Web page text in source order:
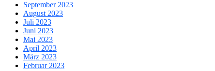
September 2023
August 2023
Juli 2023
Juni 2023
Mai 2023
April 2023
März 2023
Februar 2023